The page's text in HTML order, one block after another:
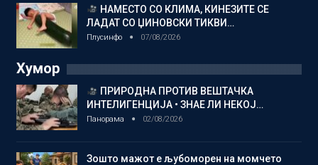
НАМЕСТО СО КЛИМА, КИНЕЗИТЕ СЕ
ЛАДАТ СО ЏИНОВСКИ ТИКВИ…
Плусинфо 07/08/2026
Хумор
ПРИРОДНА ПРОТИВ ВЕШТАЧКА
ИНТЕЛИГЕНЦИЈА • ЗНАЕ ЛИ НЕКОЈ…
Панорама 02/08/2026
Зошто мажот е љубоморен на момчето